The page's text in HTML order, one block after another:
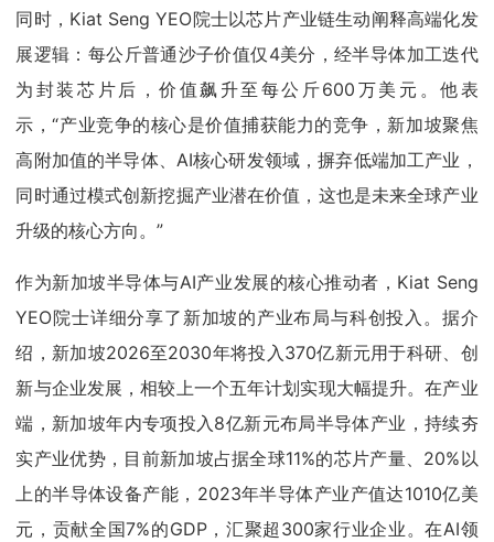
同时，Kiat Seng YEO院士以芯片产业链生动阐释高端化发
展逻辑：每公斤普通沙子价值仅4美分，经半导体加工迭代
为封装芯片后，价值飙升至每公斤600万美元。他表
示，“产业竞争的核心是价值捕获能力的竞争，新加坡聚焦
高附加值的半导体、AI核心研发领域，摒弃低端加工产业，
同时通过模式创新挖掘产业潜在价值，这也是未来全球产业
升级的核心方向。”
作为新加坡半导体与AI产业发展的核心推动者，Kiat Seng
YEO院士详细分享了新加坡的产业布局与科创投入。据介
绍，新加坡2026至2030年将投入370亿新元用于科研、创
新与企业发展，相较上一个五年计划实现大幅提升。在产业
端，新加坡年内专项投入8亿新元布局半导体产业，持续夯
实产业优势，目前新加坡占据全球11%的芯片产量、20%以
上的半导体设备产能，2023年半导体产业产值达1010亿美
元，贡献全国7%的GDP，汇聚超300家行业企业。在AI领